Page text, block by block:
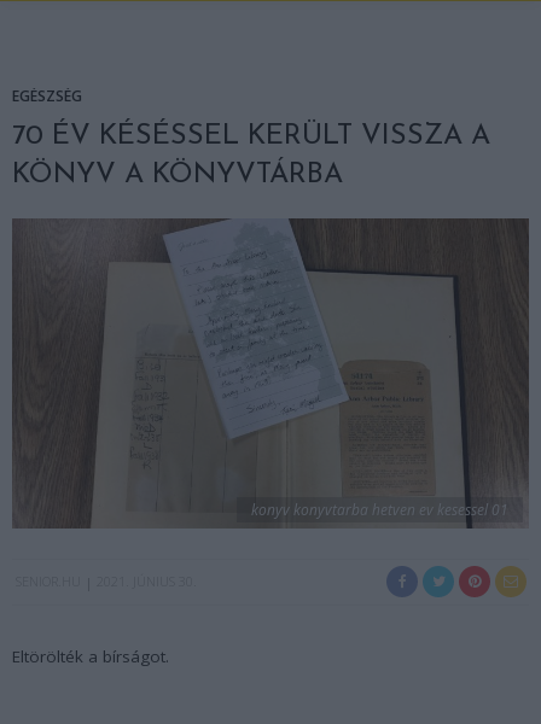
EGÉSZSÉG
70 ÉV KÉSÉSSEL KERÜLT VISSZA A
KÖNYV A KÖNYVTÁRBA
konyv konyvtarba hetven ev kesessel 01
Eltörölték a bírságot.